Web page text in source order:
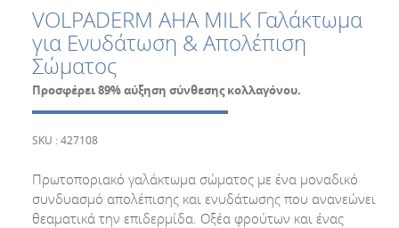
VOLPADERM AHA MILK Γαλάκτωμα
για Ενυδάτωση & Απολέπιση
Σώματος
Προσφέρει 89% αύξηση σύνθεσης κολλαγόνου.
SKU : 427108
Πρωτοποριακό γαλάκτωμα σώματος με ένα μοναδικό
συνδυασμό απολέπισης και ενυδάτωσης που ανανεώνει
θεαματικά την επιδερμίδα. Οξέα φρούτων και ένας